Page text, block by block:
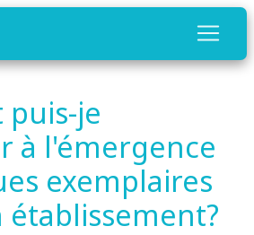
je
à l'émergence
exemplaires
établissement?